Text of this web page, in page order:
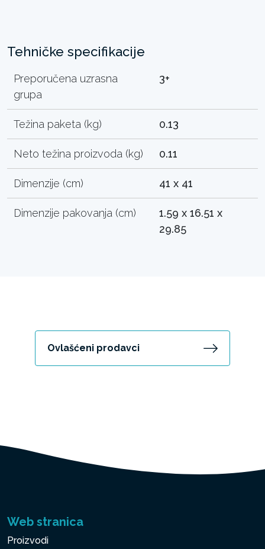
Tehničke specifikacije
Preporučena uzrasna
grupa
3+
Težina paketa (kg) 0.13
Neto težina proizvoda (kg) 0.11
Dimenzije (cm) 41 x 41
Dimenzije pakovanja (cm)
1.59 x 16.51 x
29.85
Ovlašćeni prodavci
Web stranica
Proizvodi